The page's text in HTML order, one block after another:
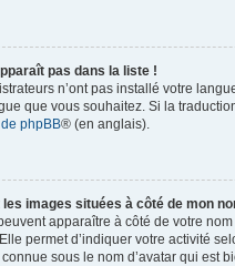
pas dans la liste !
n’ont pas installé votre
que vous souhaitez. Si la
phpBB® (en anglais).
images situées à côté de mon
apparaître à côté de votre
permet d’indiquer votre activité
sous le nom d’avatar qui est